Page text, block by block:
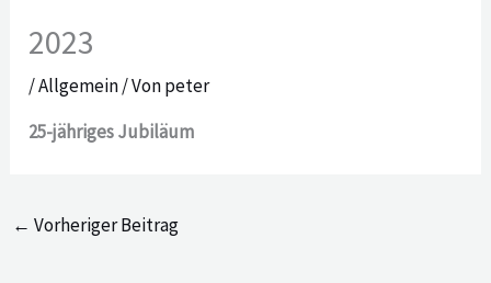
2023
/Allgemein/ Vonpeter
25-jähriges Jubiläum
← Vorheriger Beitrag